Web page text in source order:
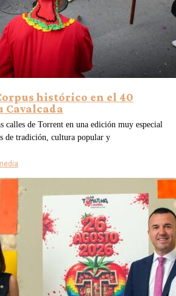
histórico en el 40
Cavalcada
calles de Torrent en una edición muy especial
de tradición, cultura popular y